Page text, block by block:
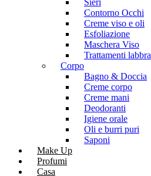
Sieri
Contorno Occhi
Creme viso e oli
Esfoliazione
Maschera Viso
Trattamenti labbra
Corpo
Bagno & Doccia
Creme corpo
Creme mani
Deodoranti
Igiene orale
Oli e burri puri
Saponi
Make Up
Profumi
Casa